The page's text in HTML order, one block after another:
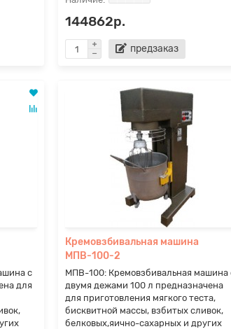
144862р.
предзаказ
с
для
Кремовзбивальная машина
МПВ-100-2
МПВ-100: Кремовзбивальная машина
двумя дежами 100 л предназначена
для приготовления мягкого теста,
бисквитной массы, взбитых сливок,
белковых,яично-сахарных и других